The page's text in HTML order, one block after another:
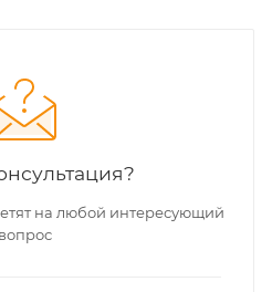
на любой интересующий
вопрос